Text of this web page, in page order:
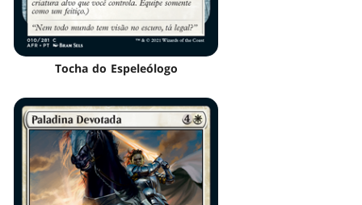
Tocha do Espeleólogo